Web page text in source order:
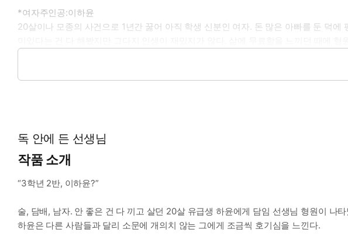
*여자주인공:이하윤
20살이나 모종의 사건으로 1년간 꿇어 아직 학생 신분인 여자. 돈 많은 아빠를 둔 덕
독 안에 든 선생님
작품 소개
“3학년 2반, 이하윤?”
술, 담배, 남자. 안 좋은 건 다 끼고 살던 20살 유급생 하윤에게 담임 선생님 형원이 나
하윤은 다른 사람들과 달리 소문에 개의치 않는 그에게 조금씩 호기심을 느낀다.